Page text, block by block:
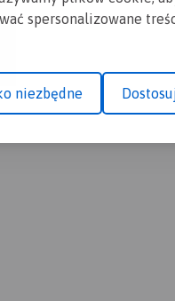
spersonalizowane
niezbędne